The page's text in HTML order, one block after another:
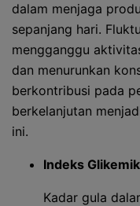
dalam menjaga
sepanjang hari.
mengganggu
dan menurunkan
berkontribusi pada
berkelanjutan
ini.
Indeks
Kadar gula